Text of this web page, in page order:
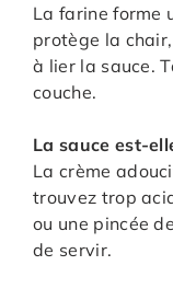
La farine forme
protège la
à lier la sauce.
couche.
La sauce est-
La crème
trouvez trop
ou une pincée
de servir.